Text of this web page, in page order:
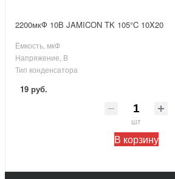
2200мкФ 10В JAMICON TK 105°C 10X20
Ёмкость, мкФ
Напряжение, В
Тип конденсатора
19 руб.
шт
В корзину